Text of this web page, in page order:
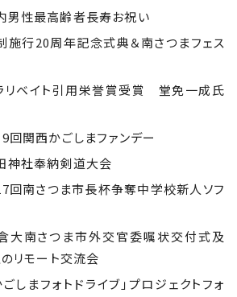
性最高齢者長寿お祝い
行20周年記念式典＆南さつまフェス
ベイト引用栄誉賞受賞 堂免一成氏
関西かごしまファンデー
社奉納剣道大会
南さつま市長杯争奪中学校新人ソフ
南さつま市外交官委嘱状交付式及
リモート交流会
まフォトドライブ」プロジェクトフォ